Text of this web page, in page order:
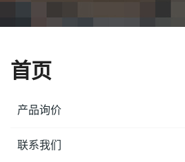
首页
产品询价
联系我们